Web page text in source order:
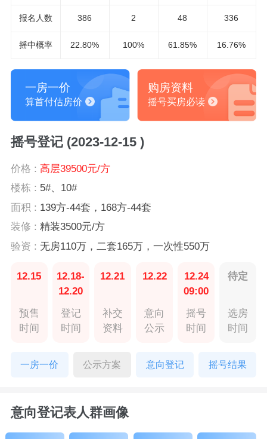
报名 人数 386 2 48 336
摇中概率 22.80% 100% 61.85% 16.76%
一房一价
算首付估房价
购房资料
摇号买房必读
摇号登记 (2023-12-15 )
价格 : 高层39500元/方
楼栋 : 5#、10#
面积 : 139方-44套，168方-44套
装修 : 精装3500元/方
验资 : 无房110万，二套165万，一次性550万
12.15
预售
时间
12.18-
12.20
登记
时间
12.21
补交
资料
12.22
意向
公示
12.24
09:00
摇号
时间
待定
选房
时间
一房一价 公示方案 意向登记 摇号结果
意向登记表人群画像